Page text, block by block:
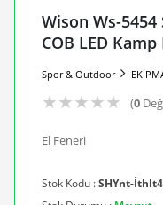
Wison Ws-5454
COB LED
Spor & Outdoor
★★★★★ (0
El Feneri
Stok Kodu :SHYnt-